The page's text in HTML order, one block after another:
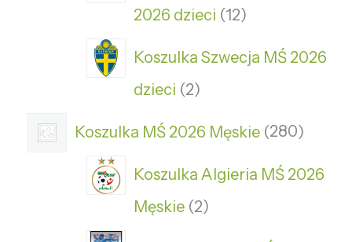
2026 dzieci 12
Koszulka Szwecja MŚ 2026
dzieci 2
Koszulka MŚ 2026 Męskie 280
Koszulka Algieria MŚ 2026
Męskie 2